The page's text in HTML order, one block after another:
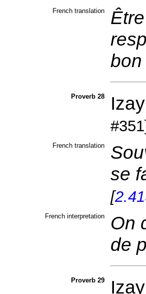
French translation
Proverb 28 Izay
#351]
French translation
se
[
French interpretation
On
de
Proverb 29 Izay